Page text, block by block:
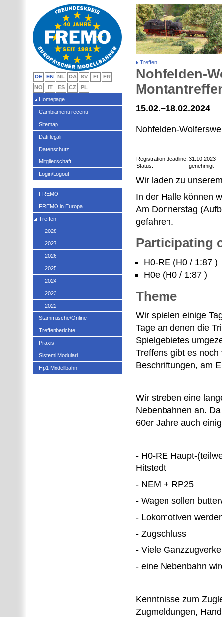
Treffen
Nohfelden-
15.02.–18.02.2024
Nohfelden-
Registration deadline: 31.10.2023
Status:
genehmigt
Wir laden zu
In der Halle können
Am Donnerstag
gefahren.
Participating
H0-RE (H0 / 1:87 )
H0e (H0 / 1:87 )
Theme
Wir spielen einige
Tage an denen die
Spielgebietes
Treffens gibt es
Beschriftungen, am
Wir streben eine
Nebenbahnen an.
60er Jahre auch
- H0-RE Haupt-
Hitstedt
- NEM + RP25
- Wagen sollen
- Lokomotiven
- Zugschluss
- Viele
- eine Nebenbahn
Kenntnisse zum
Zugmeldungen,
DE EN NL DA SV FI
FR
NO
IT ES CZ
PL
Homepage
Cambiamenti recenti
Sitemap
Dati legali
Datenschutz
Mitgliedschaft
Login/Logout
FREMO
FREMO in Europa
Treffen
2028
2027
2026
2025
2024
2023
2022
Stammtische/Online
Treffenberichte
Praxis
Sistemi Modulari
Hp1 Modellbahn